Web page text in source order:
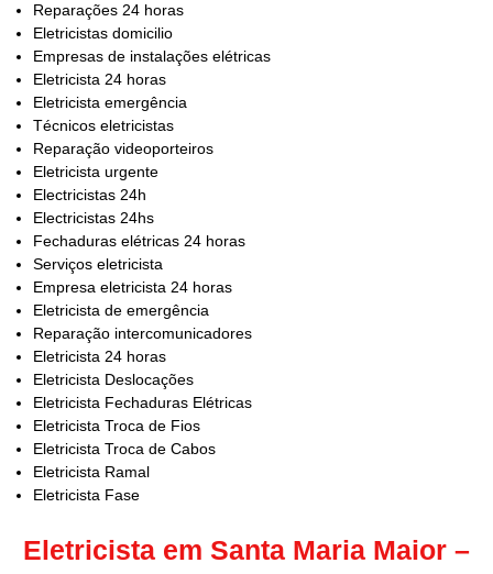
Reparações 24 horas
Eletricistas domicilio
Empresas de instalações elétricas
Eletricista 24 horas
Eletricista emergência
Técnicos eletricistas
Reparação videoporteiros
Eletricista urgente
Electricistas 24h
Electricistas 24hs
Fechaduras elétricas 24 horas
Serviços eletricista
Empresa eletricista 24 horas
Eletricista de emergência
Reparação intercomunicadores
Eletricista 24 horas
Eletricista Deslocações
Eletricista Fechaduras Elétricas
Eletricista Troca de Fios
Eletricista Troca de Cabos
Eletricista Ramal
Eletricista Fase
Eletricista em Santa Maria Maior –